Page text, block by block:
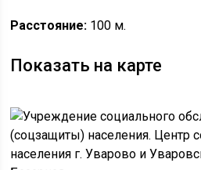
Расстояние: 100 м.
Показать на карте